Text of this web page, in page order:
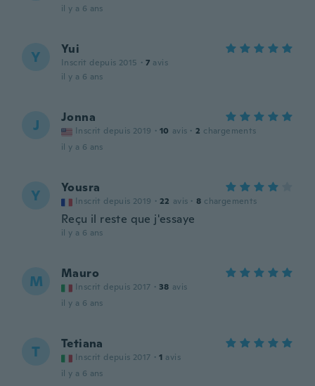
il y a 6 ans
Y Yui
Inscrit depuis 2015 · 7 avis
il y a 6 ans
J Jonna
Inscrit depuis 2019 · 10 avis · 2 chargements
il y a 6 ans
Y Yousra
Inscrit depuis 2019 · 22 avis · 8 chargements
Reçu il reste que j'essaye
il y a 6 ans
M Mauro
Inscrit depuis 2017 · 38 avis
il y a 6 ans
T Tetiana
Inscrit depuis 2017 · 1 avis
il y a 6 ans